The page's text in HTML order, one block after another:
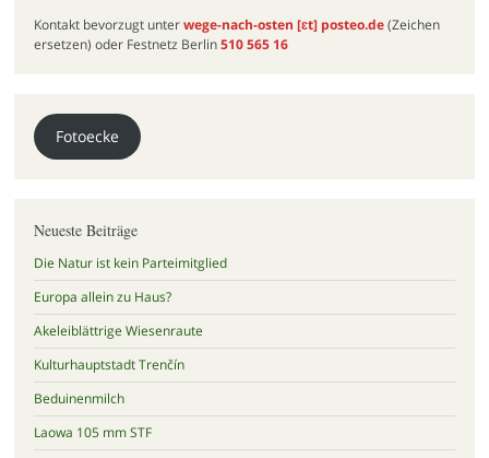
Kontakt bevorzugt unterwege-nach-osten [ɛt]posteo.de(Zeichen
ersetzen) oder Festnetz Berlin510 565 16
Fotoecke
Neueste Beiträge
Die Natur ist kein Parteimitglied
Europa allein zu Haus?
Akeleiblättrige Wiesenraute
Kulturhauptstadt Trenčín
Beduinenmilch
Laowa 105 mm STF